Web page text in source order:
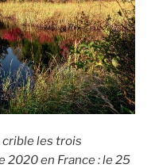
crible les trois
2020 en France : le 25